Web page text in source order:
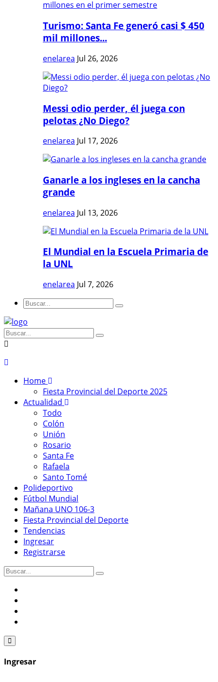
Turismo: Santa Fe generó casi $ 450
mil millones...
enelarea Jul 26, 2026
Messi odio perder, él juega con
pelotas ¿No Diego?
enelarea Jul 17, 2026
Ganarle a los ingleses en la cancha
grande
enelarea Jul 13, 2026
El Mundial en la Escuela Primaria de
la UNL
enelarea Jul 7, 2026
Home
Fiesta Provincial del Deporte 2025
Actualidad
Todo
Colón
Unión
Rosario
Santa Fe
Rafaela
Santo Tomé
Polideportivo
Fútbol Mundial
Mañana UNO 106-3
Fiesta Provincial del Deporte
Tendencias
Ingresar
Registrarse
Ingresar